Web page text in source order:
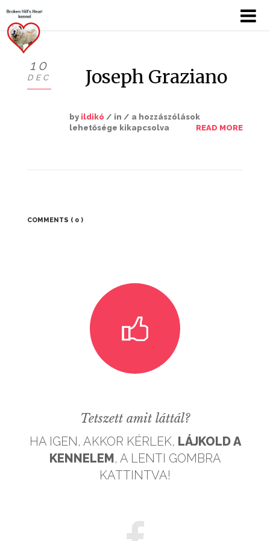
BEMUTATKOZÁS
10
DEC Joseph Graziano
by ildikó / in / a hozzászólások
lehetősége kikapcsolva
READ MORE
COMMENTS ( 0 )
Tetszett amit láttál?
HA IGEN, AKKOR KÉRLEK, LÁJKOLD A
KENNELEM, A LENTI GOMBRA
KATTINTVA!